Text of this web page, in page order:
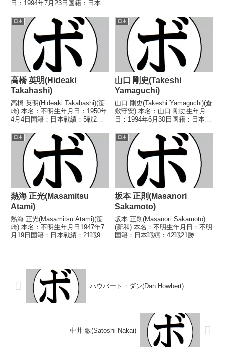
日：1994年7月23日国籍：日本戦
得タイトル】2016年度中日本ス
ーパーフライ級新人王WBCアジ
ア(ABCO)コン...
ーフライ級新人王 【戦歴】
2019/08/11 △4R判...
日本
高橋 英明(Hideaki
Takahashi)
高橋 英明(Hideaki Takahashi)(笹
崎) 本名：不明生年月日：1950年
4月4日国籍：日本戦績：5戦2勝
し 【戦歴】1969/10/30
○1RKO 大粒米 国男(三
迫)1969/11/26...
日本
山口 剛史(Takeshi
Yamaguchi)
山口 剛史(Takeshi Yamaguchi)(倉
敷守安) 本名：山口 剛史生年月
日：1994年6月30日国籍：日本戦
し 【戦歴】2024/09/27
●1RTKO 高田 祈斉
(KWORLD3)■2025年...
日本
熱海 正光(Masamitsu
Atami)
熱海 正光(Masamitsu Atami)(笹
崎) 本名：不明生年月日1947年7
月19日国籍：日本戦績：21戦9勝
子)1966...
日本
坂本 正則(Masanori
Sakamoto)
坂本 正則(Masanori Sakamoto)
(新和) 本名：不明生年月日：不明
国籍：日本戦績：42戦21勝
ハウバート・ダン(Dan Howbert)
中井 敏(Satoshi Nakai)